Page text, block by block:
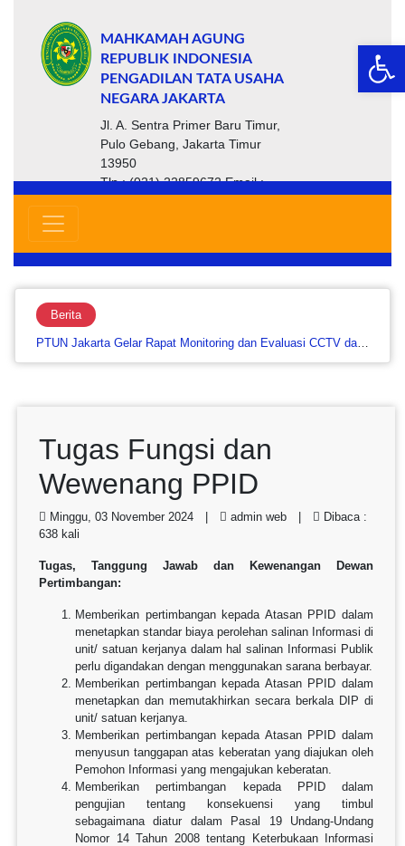
MAHKAMAH AGUNG
REPUBLIK INDONESIA
PENGADILAN TATA USAHA
NEGARA JAKARTA
Jl. A. Sentra Primer Baru Timur,
Pulo Gebang, Jakarta Timur
13950
Tlp : (021) 22859672 Email :
Berita
Tugas Fungsi dan
Wewenang PPID
Minggu, 03 November 2024 | admin web |
Dibaca :
638 kali
Tugas, Tanggung Jawab dan Kewenangan Dewan
Pertimbangan:
Memberikan pertimbangan kepada Atasan PPID dalam
menetapkan standar biaya perolehan salinan Informasi di
unit/ satuan kerjanya dalam hal salinan Informasi Publik
perlu digandakan dengan menggunakan sarana berbayar.
Memberikan pertimbangan kepada Atasan PPID dalam
menetapkan dan memutakhirkan secara berkala DIP di
unit/ satuan kerjanya.
Memberikan pertimbangan kepada Atasan PPID dalam
menyusun tanggapan atas keberatan yang diajukan oleh
Pemohon Informasi yang mengajukan keberatan.
Memberikan pertimbangan kepada PPID dalam
pengujian tentang konsekuensi yang timbul
sebagaimana diatur dalam Pasal 19 Undang-Undang
Nomor 14 Tahun 2008 tentang Keterbukaan Informasi